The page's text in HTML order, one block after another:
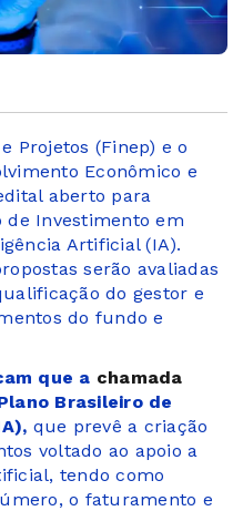
Projetos (Finep) e o
Econômico e
aberto para
de Investimento em
Artificial (IA).
serão avaliadas
do gestor e
do fundo e
que a chamada
Brasileiro de
que prevê a criação
voltado ao apoio a
tendo como
o faturamento e